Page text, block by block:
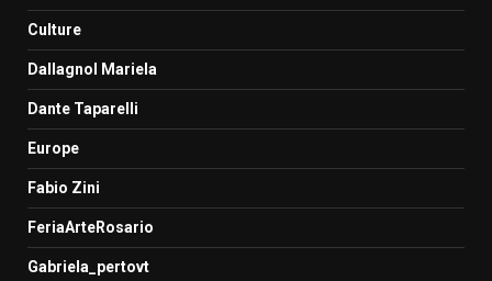
Culture
Dallagnol Mariela
Dante Taparelli
Europe
Fabio Zini
FeriaArteRosario
Gabriela_pertovt